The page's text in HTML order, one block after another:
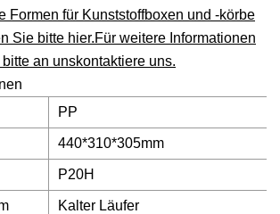
Formen für Kunststoffboxen und -körbe
Sie bitte hier.Für weitere Informationen
an unskontaktiere uns.
PP
440*310*305mm
P20H
Kalter Läufer